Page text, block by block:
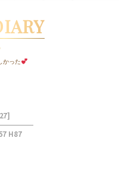
かった
H87